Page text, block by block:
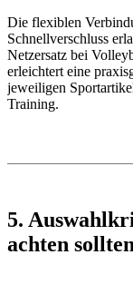
Die flexiblen
Schnellverschluss
Netzersatz bei
erleichtert eine
jeweiligen
Training.
5.
achten sollten